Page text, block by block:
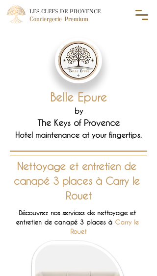
LES CLEFS DE PROVENCE
Conciergerie Premium
Belle Epure
by
The Keys of Provence
Hotel maintenance at your fingertips.
Nettoyage et entretien de
canapé 3 places à Carry le
Rouet
Découvrez nos services de nettoyage et
entretien de canapé 3 places à Carry le
Rouet